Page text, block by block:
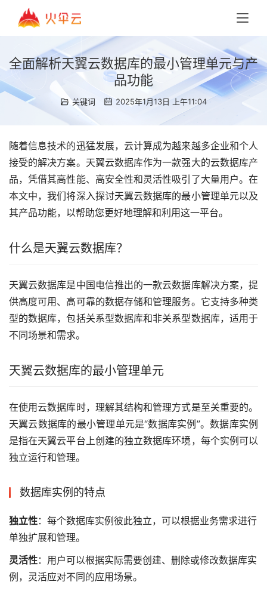
全面解析天翼云数据库的最小管理单元与产
品功能
关键词 2025年1月13日 上午11:04
随着信息技术的迅猛发展，云计算成为越来越多企业和个人
接受的解决方案。天翼云数据库作为一款强大的云数据库产
品，凭借其高性能、高安全性和灵活性吸引了大量用户。在
本文中，我们将深入探讨天翼云数据库的最小管理单元以及
其产品功能，以帮助您更好地理解和利用这一平台。
什么是天翼云数据库？
天翼云数据库是中国电信推出的一款云数据库解决方案，提
供高度可用、高可靠的数据存储和管理服务。它支持多种类
型的数据库，包括关系型数据库和非关系型数据库，适用于
不同场景和需求。
天翼云数据库的最小管理单元
在使用云数据库时，理解其结构和管理方式是至关重要的。
天翼云数据库的最小管理单元是“数据库实例”。数据库实例
是指在天翼云平台上创建的独立数据库环境，每个实例可以
独立运行和管理。
数据库实例的特点
独立性：每个数据库实例彼此独立，可以根据业务需求进行
单独扩展和管理。
灵活性：用户可以根据实际需要创建、删除或修改数据库实
例，灵活应对不同的应用场景。